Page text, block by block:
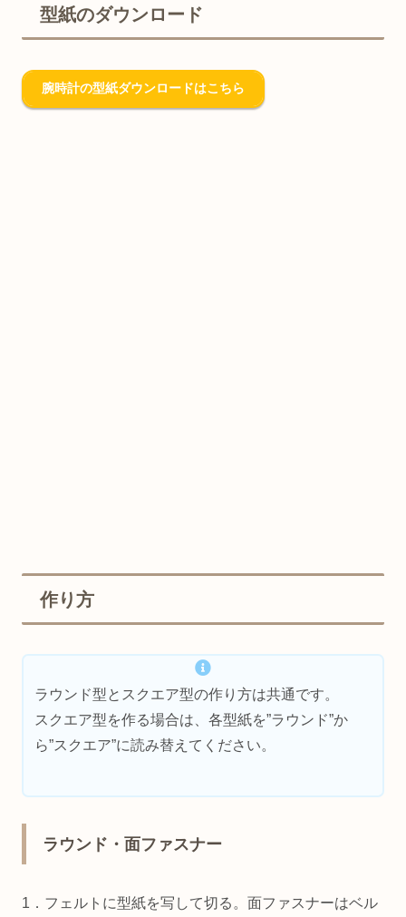
型紙のダウンロード
腕時計の型紙ダウンロードはこちら
作り方
ラウンド型とスクエア型の作り方は共通です。
スクエア型を作る場合は、各型紙を”ラウンド”か
ら”スクエア”に読み替えてください。
ラウンド・面ファスナー
1．フェルトに型紙を写して切る。面ファスナーはベル